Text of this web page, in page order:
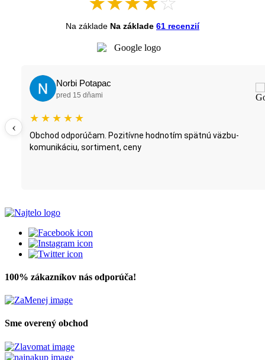
Na základe Na základe 61 recenzií
Norbi Potapac
pred 15 dňami
★ ★ ★ ★ ★
Obchod odporúčam. Pozitívne hodnotím spätnú väzbu-
komunikáciu, sortiment, ceny
‹
100% zákazníkov nás odporúča!
Sme overený obchod